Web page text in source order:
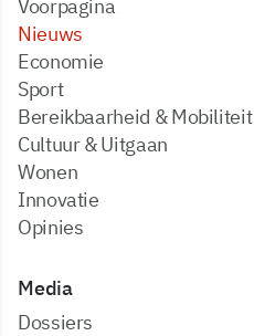
Voorpagina
Nieuws
Economie
Sport
Bereikbaarheid & Mobiliteit
Cultuur & Uitgaan
Wonen
Innovatie
Opinies
Media
dossiers